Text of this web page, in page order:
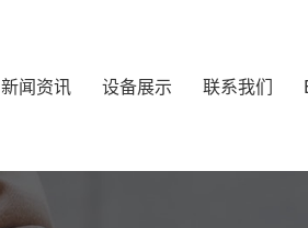
新闻资讯 设备展示 联系我们